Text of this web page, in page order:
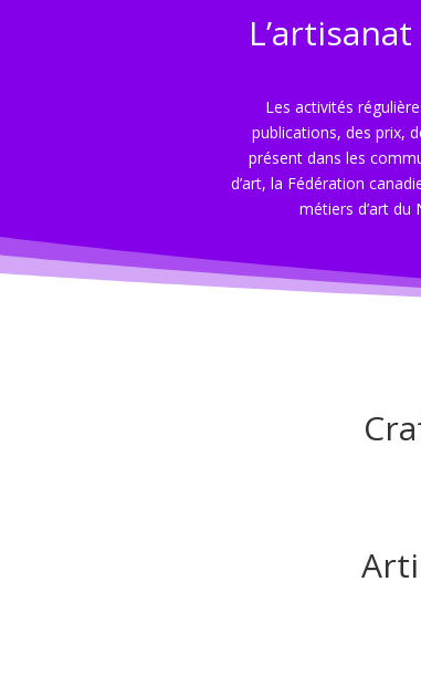
Les activités
publications, des prix,
présent dans les
d’art, la Fédération
métiers d’art